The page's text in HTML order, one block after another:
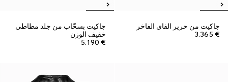
جاكيت من حرير الفاي الفاخر
€ 3.365
جاكيت بسحّاب من جلد مطاطي
خفيف الوزن
€ 5.190